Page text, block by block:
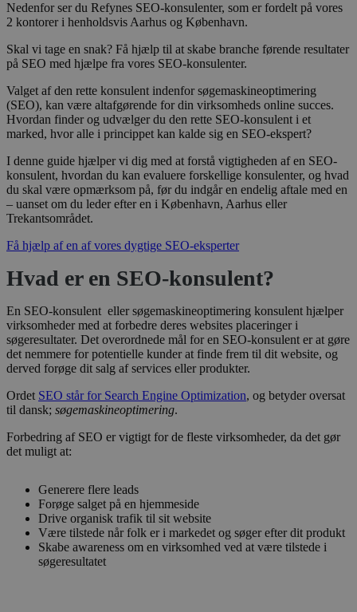
Nedenfor ser du Refynes SEO-konsulenter, som er fordelt på vores
2 kontorer i henholdsvis Aarhus og København.
Skal vi tage en snak? Få hjælp til at skabe branche førende resultater
på SEO med hjælpe fra vores SEO-konsulenter.
Valget af den rette konsulent indenfor søgemaskineoptimering
(SEO), kan være altafgørende for din virksomheds online succes.
Hvordan finder og udvælger du den rette SEO-konsulent i et
marked, hvor alle i princippet kan kalde sig en SEO-ekspert?
I denne guide hjælper vi dig med at forstå vigtigheden af en SEO-
konsulent, hvordan du kan evaluere forskellige konsulenter, og hvad
du skal være opmærksom på, før du indgår en endelig aftale med en
– uanset om du leder efter en i København, Aarhus eller
Trekantsområdet.
Få hjælp af en af vores dygtige SEO-eksperter
Hvad er en SEO-konsulent?
En SEO-konsulent ellersøgemaskineoptimering konsulent hjælper
virksomheder med at forbedre deres websites placeringer i
søgeresultater. Det overordnede mål for en SEO-konsulent er at gøre
det nemmere for potentielle kunder at finde frem til dit website, og
derved forøge dit salg af services eller produkter.
Ordet SEO står for Search Engine Optimization, og betyder oversat
til dansk; søgemaskineoptimering.
Forbedring af SEO er vigtigt for de fleste virksomheder, da det gør
det muligt at:
Generere flere leads
Forøge salget på en hjemmeside
Drive organisk trafik til sit website
Være tilstede når folk er i markedet og søger efter dit produkt
Skabe awareness om en virksomhed ved at være tilstede i
søgeresultatet